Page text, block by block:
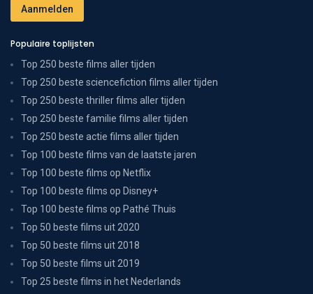
Populaire toplijsten
Top 250 beste films aller tijden
Top 250 beste sciencefiction films aller tijden
Top 250 beste thriller films aller tijden
Top 250 beste familie films aller tijden
Top 250 beste actie films aller tijden
Top 100 beste films van de laatste jaren
Top 100 beste films op Netflix
Top 100 beste films op Disney+
Top 100 beste films op Pathé Thuis
Top 50 beste films uit 2020
Top 50 beste films uit 2018
Top 50 beste films uit 2019
Top 25 beste films in het Nederlands